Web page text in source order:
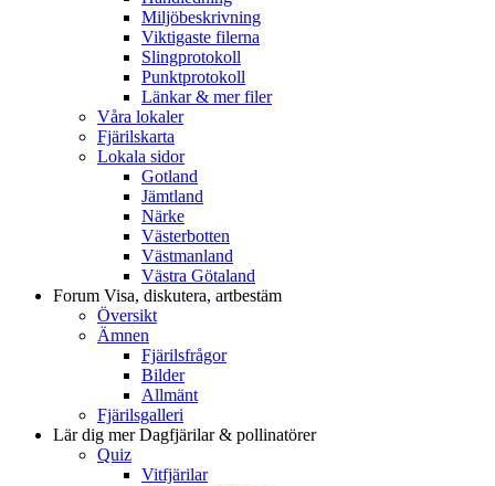
Miljöbeskrivning
Viktigaste filerna
Slingprotokoll
Punktprotokoll
Länkar & mer filer
Våra lokaler
Fjärilskarta
Lokala sidor
Gotland
Jämtland
Närke
Västerbotten
Västmanland
Västra Götaland
Forum Visa, diskutera, artbestäm
Översikt
Ämnen
Fjärilsfrågor
Bilder
Allmänt
Fjärilsgalleri
Lär dig merDagfjärilar & pollinatörer
Quiz
Vitfjärilar